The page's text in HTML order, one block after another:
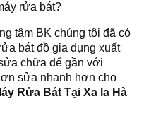
rửa bát?
tâm BK chúng tôi đã có
bát đồ gia dụng xuất
chữa để gần với
sửa nhanh hơn cho
Rửa Bát Tại Xa la Hà